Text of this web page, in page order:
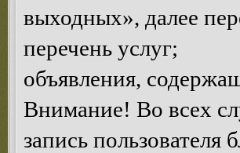
выходных», далее
перечень услуг;
объявления,
Внимание! Во всех
запись пользователя